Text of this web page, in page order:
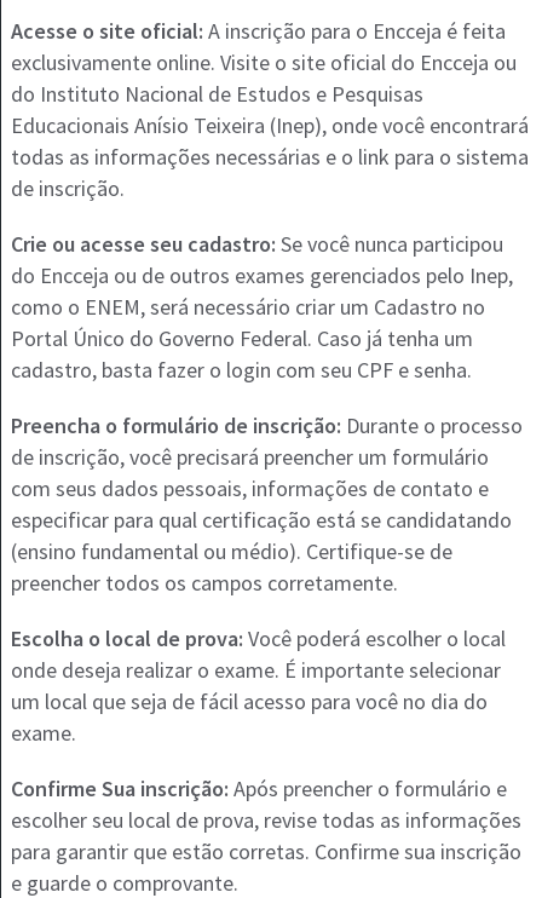
Acesse o site oficial: A inscrição para o Encceja é feita
exclusivamente online. Visite o site oficial do Encceja ou
do Instituto Nacional de Estudos e Pesquisas
Educacionais Anísio Teixeira (Inep), onde você encontrará
todas as informações necessárias e o link para o sistema
de inscrição.
Crie ou acesse seu cadastro: Se você nunca participou
do Encceja ou de outros exames gerenciados pelo Inep,
como o ENEM, será necessário criar um Cadastro no
Portal Único do Governo Federal. Caso já tenha um
cadastro, basta fazer o login com seu CPF e senha.
Preencha o formulário de inscrição: Durante o processo
de inscrição, você precisará preencher um formulário
com seus dados pessoais, informações de contato e
especificar para qual certificação está se candidatando
(ensino fundamental ou médio). Certifique-se de
preencher todos os campos corretamente.
Escolha o local de prova: Você poderá escolher o local
onde deseja realizar o exame. É importante selecionar
um local que seja de fácil acesso para você no dia do
exame.
Confirme Sua inscrição: Após preencher o formulário e
escolher seu local de prova, revise todas as informações
para garantir que estão corretas. Confirme sua inscrição
e guarde o comprovante.